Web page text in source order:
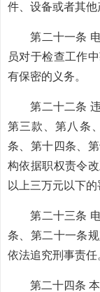
件、设备或者其他
第二十一条 电
员对于检查工作
有保密的义务。
第二十二条 违
第三款、第八条
条、第十四条、
构依据职权责令
以上三万元以下的
第二十三条 电
条、第二十一条
依法追究刑事责任
第二十四条 本